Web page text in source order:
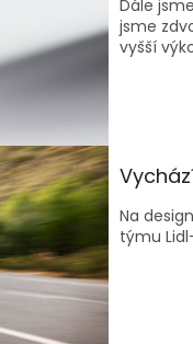
Dále
jsme
vyšší
Na
týmu